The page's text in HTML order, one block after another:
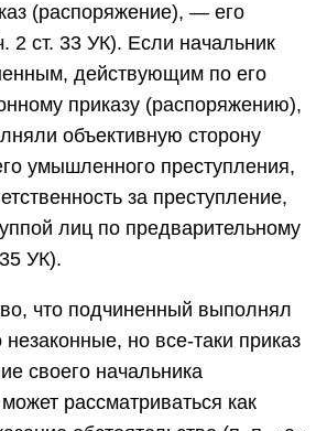
(распоряжение), — его
2 ст. 33 УК). Если начальник
действующим по его
приказу (распоряжению),
объективную сторону
умышленного преступления,
за преступление,
лиц по предварительному
УК).
что подчиненный выполнял
но все-таки приказ
своего начальника
рассматриваться как